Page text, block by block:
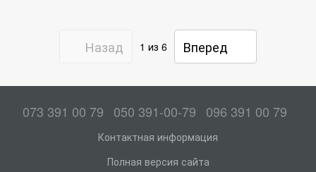
Назад 1 из 6 Вперед
073 391 00 79 050 391-00-79 096 391 00 79
Контактная информация
Полная версия сайта